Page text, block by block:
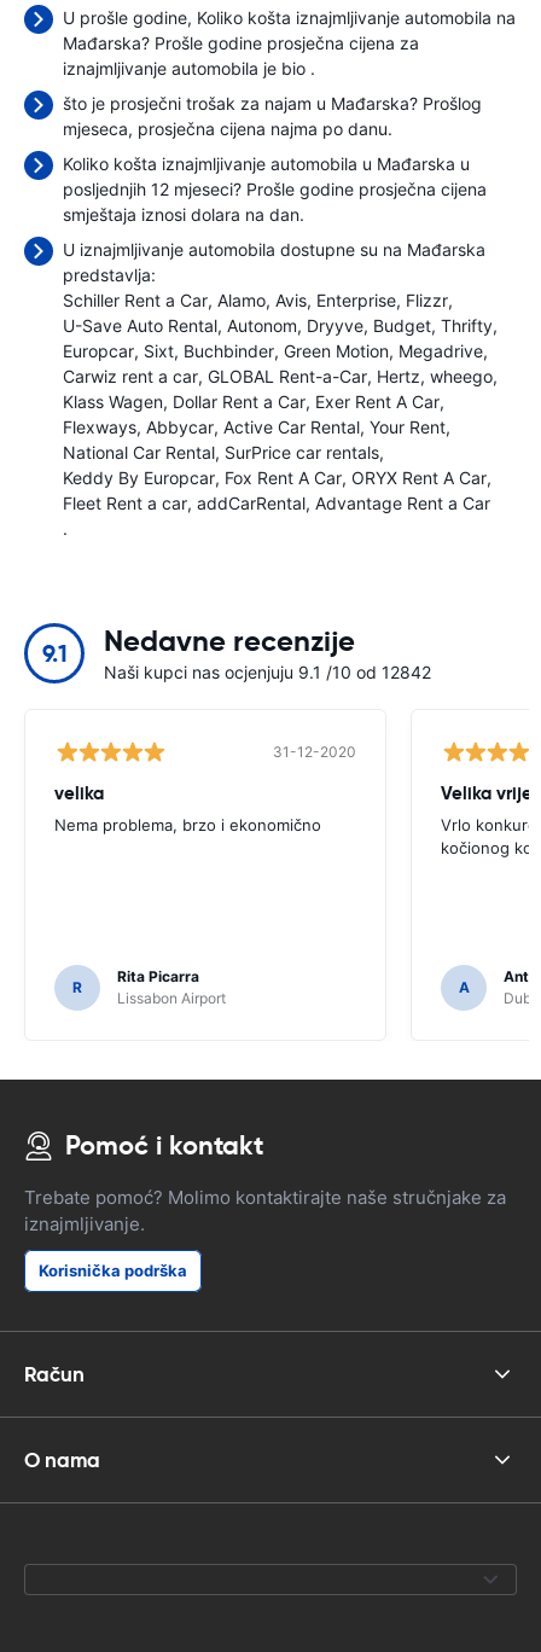
U prošle godine, Koliko košta iznajmljivanje automobila na
Mađarska? Prošle godine prosječna cijena za
iznajmljivanje automobila je bio .
što je prosječni trošak za najam u Mađarska? Prošlog
mjeseca, prosječna cijena najma po danu.
Koliko košta iznajmljivanje automobila u Mađarska u
posljednjih 12 mjeseci? Prošle godine prosječna cijena
smještaja iznosi dolara na dan.
U iznajmljivanje automobila dostupne su na Mađarska
predstavlja:
Schiller Rent a Car Alamo Avis Enterprise Flizzr
U-Save Auto Rental Autonom Dryyve Budget Thrifty
Europcar Sixt Buchbinder Green Motion Megadrive
Carwiz rent a car GLOBAL Rent-a-Car Hertz wheego
Klass Wagen Dollar Rent a Car Exer Rent A Car
Flexways Abbycar Active Car Rental Your Rent
National Car Rental SurPrice car rentals
Keddy By Europcar Fox Rent A Car ORYX Rent A Car
Fleet Rent a car addCarRental Advantage Rent a Car
.
9.1 Nedavne recenzije
Naši kupci nas ocjenjuju 9.1 /10 od 12842
31-12-2020
velika
Nema problema, brzo i ekonomično
R
Rita Picarra
Lissabon Airport
Velika
Vrlo
kočionog
A
Pomoć i kontakt
Trebate pomoć? Molimo kontaktirajte naše stručnjake za
iznajmljivanje.
Korisnička podrška
Račun
O nama